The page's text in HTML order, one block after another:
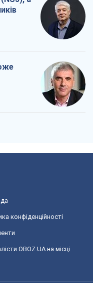
конфіденційності
OBOZ.UA на місці